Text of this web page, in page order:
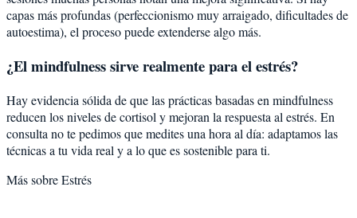
capas más profundas (perfeccionismo muy arraigado, dificultades de
autoestima), el proceso puede extenderse algo más.
¿El mindfulness sirve realmente para el estrés?
Hay evidencia sólida de que las prácticas basadas en mindfulness
reducen los niveles de cortisol y mejoran la respuesta al estrés. En
consulta no te pedimos que medites una hora al día: adaptamos las
técnicas a tu vida real y a lo que es sostenible para ti.
Más sobreEstrés